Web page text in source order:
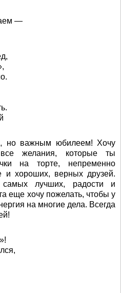
—
но важным юбилеем! Хочу
желания, которые ты
на торте, непременно
и хороших, верных друзей.
лучших, радости и
еще хочу пожелать, чтобы у
на многие дела. Всегда